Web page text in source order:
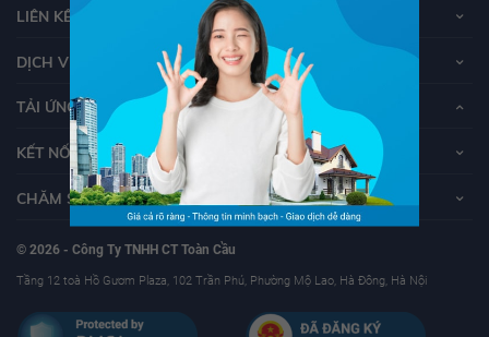
LIÊN KẾT
DỊCH VỤ KHÁCH HÀNG
TẢI ỨNG DỤNG YOUHOMES
KẾT NỐI VỚI YOUHOMES
CHĂM SÓC KHÁCH HÀNG
© 2026 - Công Ty TNHH CT Toàn Cầu
Tầng 12 toà Hồ Gươm Plaza, 102 Trần Phú, Phường Mộ Lao, Hà Đông, Hà Nội